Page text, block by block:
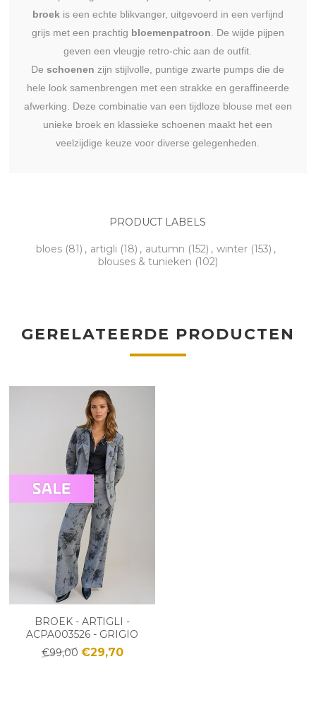
broek is een echte blikvanger, uitgevoerd in een verfijnd
grijs met een prachtig bloemenpatroon . De wijde pijpen
geven een vleugje retro-chic aan de outfit.
Deschoenen zijn stijlvolle, puntige zwarte pumps die de
hele look samenbrengen met een strakke en geraffineerde
afwerking. Deze combinatie van een tijdloze blouse met een
unieke broek en klassieke schoenen maakt het een
veelzijdige keuze voor diverse gelegenheden.
PRODUCT LABELS
bloes (81) , artigli (18) , autumn (152) , winter (153) ,
blouses & tunieken (102)
GERELATEERDE PRODUCTEN
BROEK - ARTIGLI -
ACPA003526 - GRIGIO
€99,00 €29,70